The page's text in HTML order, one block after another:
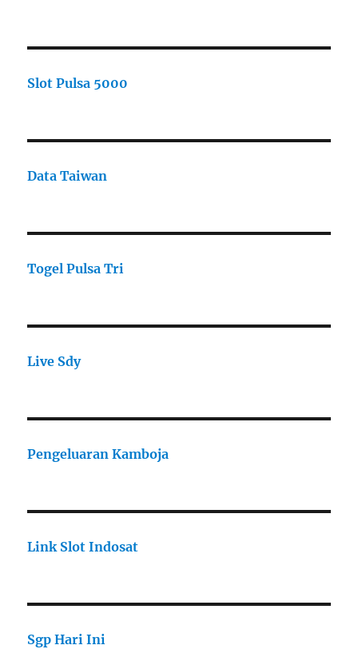
Slot Pulsa 5000
Data Taiwan
Togel Pulsa Tri
Live Sdy
Pengeluaran Kamboja
Link Slot Indosat
Sgp Hari Ini